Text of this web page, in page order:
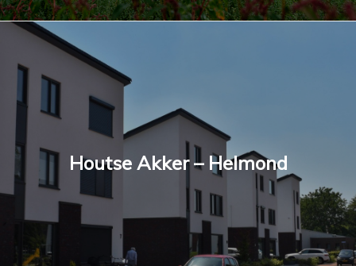
Houtse Akker – Helmond